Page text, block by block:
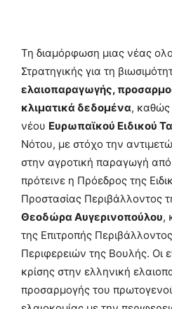
Τη διαμόρφωση μιας νέας
Στρατηγικής για τη
ελαιοπαραγωγής,
κλιματικά δεδομένα, καθώς
νέου Ευρωπαϊκού Ειδικού
Νότου, με στόχο την
στην αγροτική παραγωγή από
πρότεινε η Πρόεδρος της
Προστασίας Περιβάλλοντος
Θεοδώρα Αυγερινοπούλου,
της Επιτροπής
Περιφερειών της Βουλής. Οι
κρίσης στην ελληνική
προσαρμογής του